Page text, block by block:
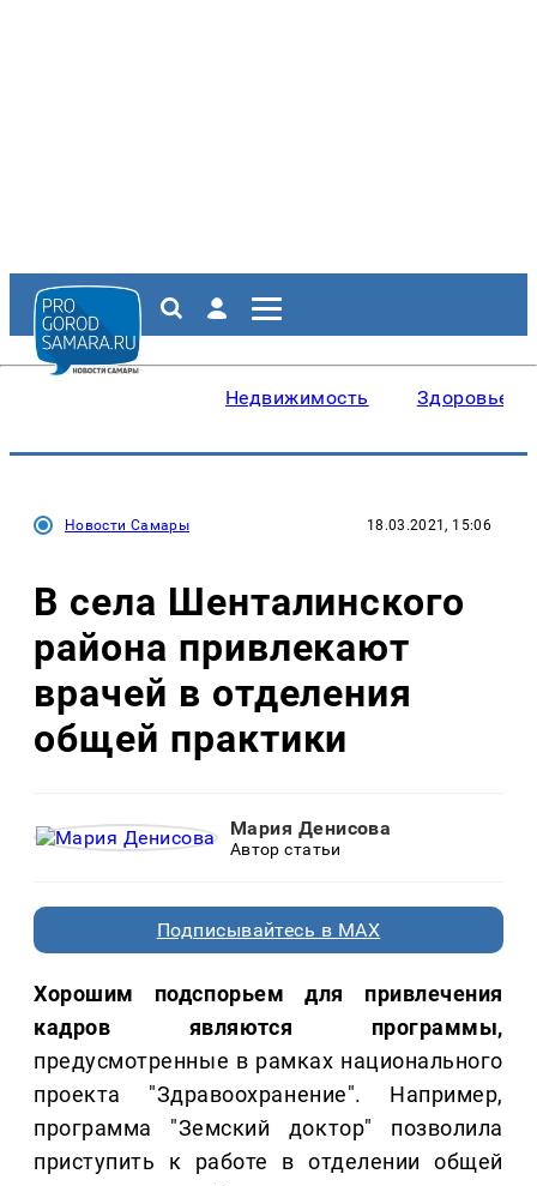
Недвижимость Здоровье
Новости Самары 18.03.2021, 15:06
В села Шенталинского
района привлекают
врачей в отделения
общей практики
Мария Денисова
Автор статьи
Подписывайтесь в MAX
Хорошим подспорьем для привлечения
кадров являются программы,
предусмотренные в рамках национального
проекта "Здравоохранение". Например,
программа "Земский доктор" позволила
приступить к работе в отделении общей